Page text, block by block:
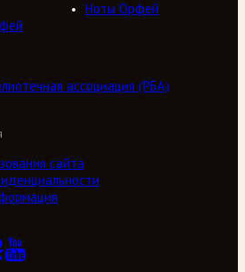
Ноты Орфей
ассоциация (РБА)
сайта